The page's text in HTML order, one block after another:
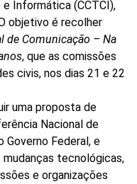
e Informática (CCTCI),
objetivo é recolher
de Comunicação – Na
, que as comissões
civis, nos dias 21 e 22
uma proposta de
Nacional de
Governo Federal, e
tecnológicas,
e organizações